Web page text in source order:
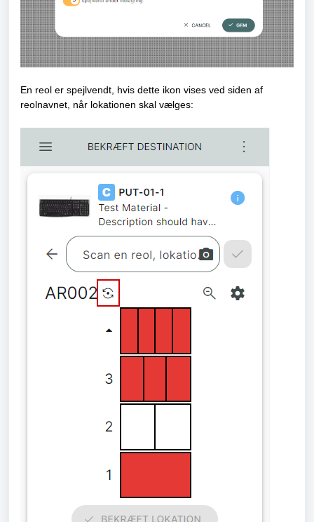
En reol er spejlvendt, hvis dette ikon vises ved siden af
reolnavnet, når lokationen skal vælges: